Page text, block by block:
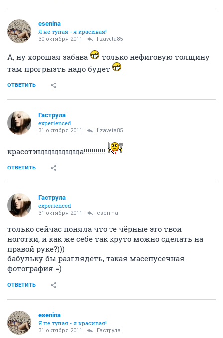
esenina
Я не тупая - я красивая!
30 октября 2011 lizaveta85
А, ну хорошая забава
только нефиговую толщину
там прогрызть надо будет
ОТВЕТИТЬ
Гаструла
experienced
31 октября 2011 lizaveta85
красотищщщщщща!!!!!!!!!!!
ОТВЕТИТЬ
Гаструла
experienced
31 октября 2011 esenina
только сейчас поняла что те чёрные это твои
ноготки, и как же себе так круто можно сделать на
правой руке?)))
бабульку бы разглядеть, такая масепусечная
фотография =)
ОТВЕТИТЬ
esenina
Я не тупая - я красивая!
31 октября 2011 Гаструла